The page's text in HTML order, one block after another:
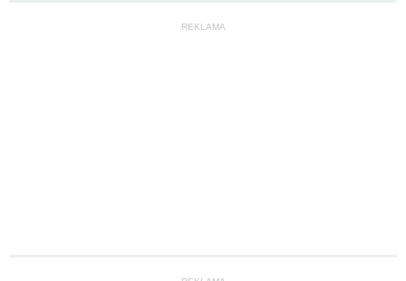
REKLAMA